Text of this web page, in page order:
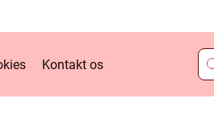
Kontakt os